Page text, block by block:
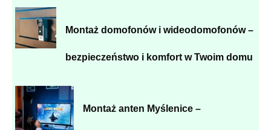
Montaż domofonów i wideodomofonów –
bezpieczeństwo i komfort w Twoim domu
Montaż anten Myślenice –